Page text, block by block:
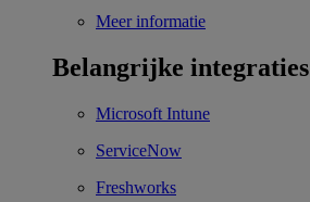
Meer informatie
Belangrijke integraties
Microsoft Intune
ServiceNow
Freshworks